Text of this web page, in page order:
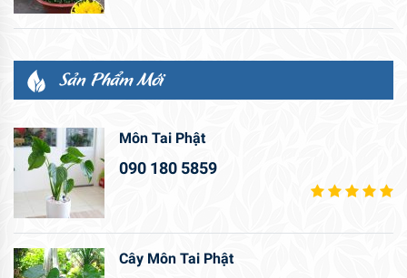
Sản Phẩm Mới
Môn Tai Phật
090 180 5859
Cây Môn Tai Phật